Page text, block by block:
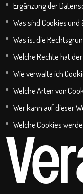
Ergänzung der
Was sind Cookies und
Was ist die
Welche Rechte hat
Wie verwalte ich
Welche Arten von
Wer kann auf dieser
Welche Cookies